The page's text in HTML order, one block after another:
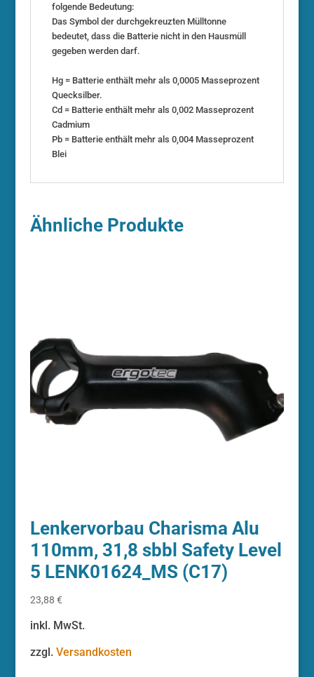
folgende Bedeutung:
Das Symbol der durchgekreuzten Mülltonne
bedeutet, dass die Batterie nicht in den Hausmüll
gegeben werden darf.
Hg = Batterie enthält mehr als 0,0005 Masseprozent
Quecksilber.
Cd = Batterie enthält mehr als 0,002 Masseprozent
Cadmium
Pb = Batterie enthält mehr als 0,004 Masseprozent
Blei
Ähnliche Produkte
Lenkervorbau Charisma Alu
110mm, 31,8 sbbl Safety Level
5 LENK01624_MS (C17)
23,88 €
inkl. MwSt.
zzgl. Versandkosten